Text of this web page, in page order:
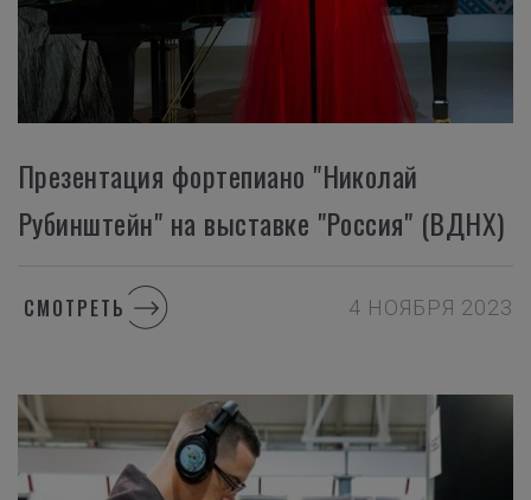
Презентация фортепиано "Николай
Рубинштейн" на выставке "Россия" (ВДНХ)
СМОТРЕТЬ 4 НОЯБРЯ 2023